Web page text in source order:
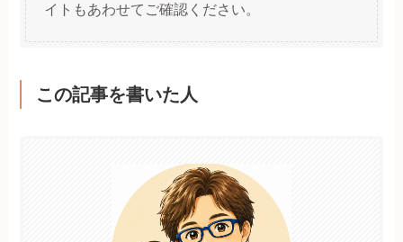
イトもあわせてご確認ください。
この記事を書いた人